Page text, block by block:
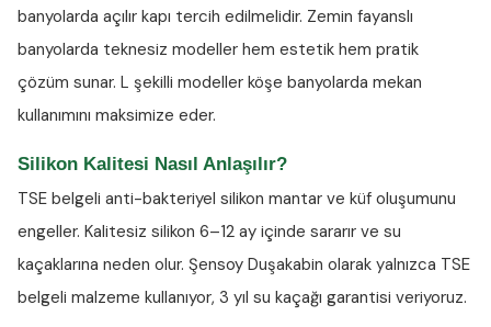
banyolarda açılır kapı tercih edilmelidir. Zemin fayanslı
banyolarda teknesiz modeller hem estetik hem pratik
çözüm sunar. L şekilli modeller köşe banyolarda mekan
kullanımını maksimize eder.
Silikon Kalitesi Nasıl Anlaşılır?
TSE belgeli anti-bakteriyel silikon mantar ve küf oluşumunu
engeller. Kalitesiz silikon 6–12 ay içinde sararır ve su
kaçaklarına neden olur. Şensoy Duşakabin olarak yalnızca TSE
belgeli malzeme kullanıyor, 3 yıl su kaçağı garantisi veriyoruz.